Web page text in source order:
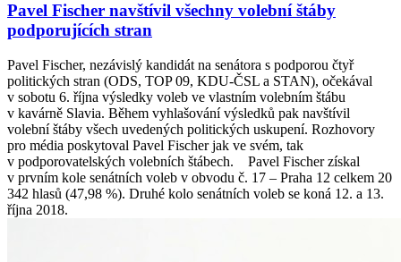
Pavel Fischer navštívil všechny volební štáby
podporujících stran
Pavel Fischer, nezávislý kandidát na senátora s podporou čtyř
politických stran (ODS, TOP 09, KDU-ČSL a STAN), očekával
v sobotu 6. října výsledky voleb ve vlastním volebním štábu
v kavárně Slavia. Během vyhlašování výsledků pak navštívil
volební štáby všech uvedených politických uskupení. Rozhovory
pro média poskytoval Pavel Fischer jak ve svém, tak
v podporovatelských volebních štábech. Pavel Fischer získal
v prvním kole senátních voleb v obvodu č. 17 – Praha 12 celkem 20
342 hlasů (47,98 %). Druhé kolo senátních voleb se koná 12. a 13.
října 2018.